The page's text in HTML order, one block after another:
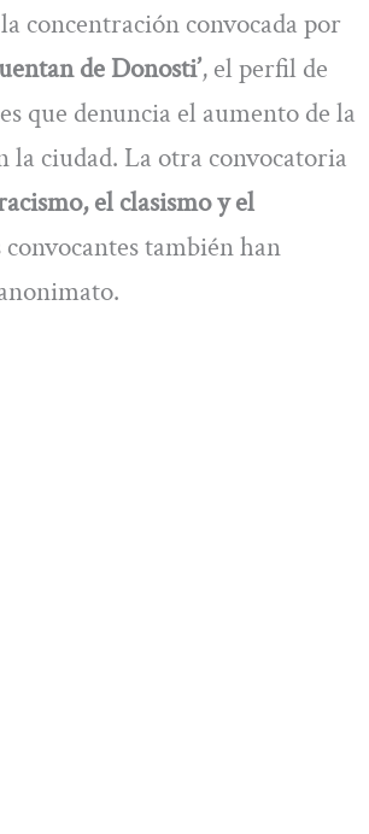
concentración convocada por
de Donosti’, el perfil de
que denuncia el aumento de la
la ciudad. La otra convocatoria
el clasismo y el
convocantes también han